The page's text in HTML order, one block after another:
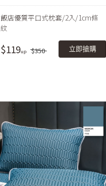
飯店優質平口式枕套/2入/1cm條
紋
$119 $350 立即搶購